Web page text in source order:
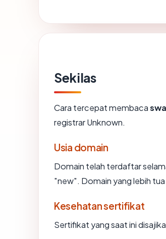
Sekilas
Cara tercepat membaca
registrar Unknown.
Usia domain
Domain telah terdaftar
"new". Domain yang lebih
Kesehatan sertifikat
Sertifikat yang saat ini